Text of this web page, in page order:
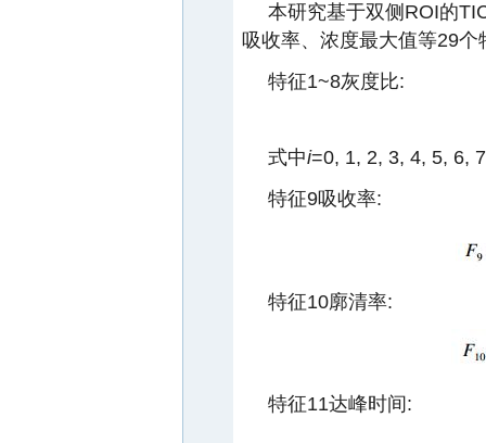
本研究基于双侧ROI的
吸收率、浓度最大值等29
特征1~8灰度比:
式中i=0, 1, 2, 3, 4, 5, 6,
特征9吸收率:
特征10廓清率:
特征11达峰时间: